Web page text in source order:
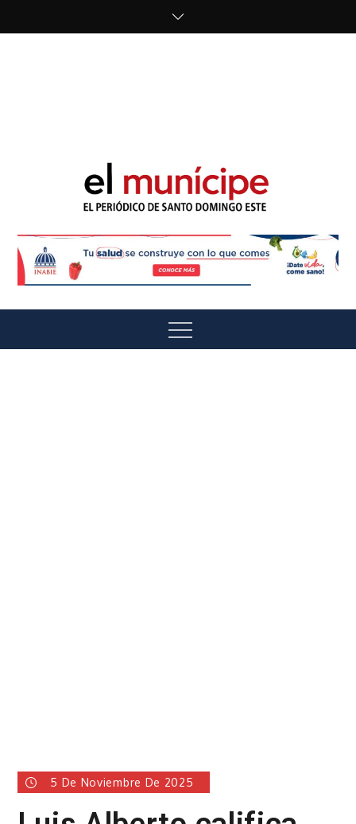
El Munícipe
Menu
5 De Noviembre De 2025